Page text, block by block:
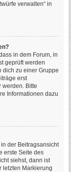
verwalten“ in
in dem Forum, in
geprüft werden
dich zu einer Gruppe
erst
werden. Bitte
Informationen dazu
der Beitragsansicht
erste Seite des
siehst, dann ist
letzten Markierung